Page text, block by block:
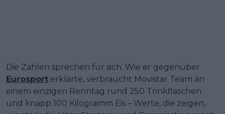
Die Zahlen sprechen für sich. Wie er gegenüber
Eurosport erklärte, verbraucht Movistar Team an
einem einzigen Renntag rund 250 Trinkflaschen
und knapp 100 Kilogramm Eis – Werte, die zeigen,